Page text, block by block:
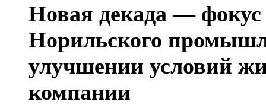
Новая декада — фокус
Норильского
улучшении условий
компании